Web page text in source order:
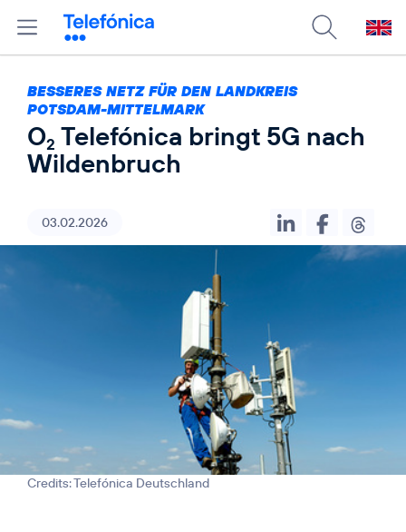
BESSERES NETZ FÜR DEN LANDKREIS
POTSDAM-MITTELMARK
O2 Telefónica bringt 5G nach
Wildenbruch
03.02.2026
Credits: Telefónica Deutschland